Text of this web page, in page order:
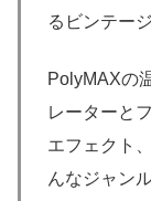
るビンテー
PolyMAXの
レーターと
エフェクト
んなジャン